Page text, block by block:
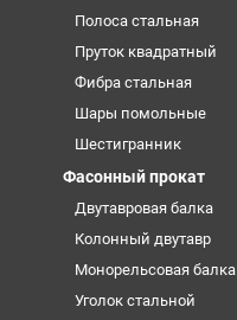
Полоса стальная
Пруток квадратный
Фибра стальная
Шары помольные
Шестигранник
Фасонный прокат
Двутавровая балка
Колонный двутавр
Монорельсовая балка
Уголок стальной